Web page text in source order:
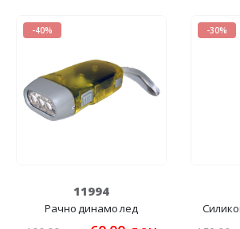
-40%
11994
Рачно динамо лед
-30%